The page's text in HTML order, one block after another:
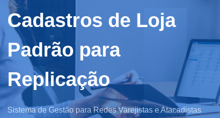
Cadastros de Loja
Padrão para
Replicação
Sistema de Gestão para Redes Varejistas e Atacadistas